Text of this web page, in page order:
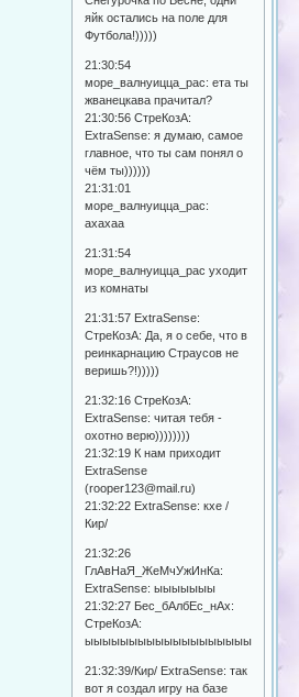
яйк остались на поле для
Футбола!)))))
21:30:54
море_валнуицца_рас: ета ты
жванецкава прачитал?
21:30:56 СтреКозА:
ExtraSense: я думаю, самое
главное, что ты сам понял о
чём ты))))))
21:31:01
море_валнуицца_рас:
ахахаа
21:31:54
море_валнуицца_рас уходит
из комнаты
21:31:57 ExtraSense:
СтреКозА: Да, я о себе, что в
реинкарнацию Страусов не
веришь?!)))))
21:32:16 СтреКозА:
ExtraSense: читая тебя -
охотно верю))))))))
21:32:19 К нам приходит
ExtrаSense
(rooper123@mail.ru)
21:32:22 ExtrаSense: кхе /
Кир/
21:32:26
ГлАвНаЯ_ЖeМчУжИнКа:
ExtrаSense: ыыыыыыы
21:32:27 Бес_бАлбЕс_нАх:
СтреКозА:
21:32:39/Кир/ ExtrаSense: так
вот я создал игру на базе